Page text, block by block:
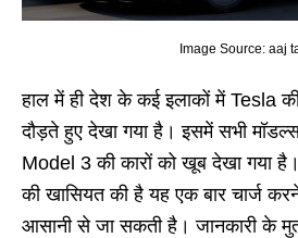
Image Source: aaj
हाल में ही देश के कई इलाकों में Tesla
दौड़ते हुए देखा गया है। इसमें सभी
Model 3 की कारों को खूब देखा गया
की खासियत की है यह एक बार चार्ज
आसानी से जा सकती है। जानकारी के